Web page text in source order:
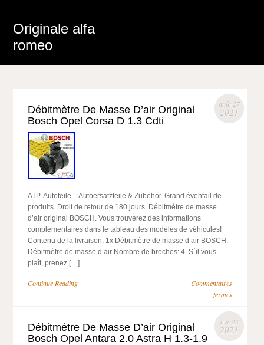
Originale alfa
romeo
août 27
2021
Débitmètre De Masse D’air Original
Bosch Opel Corsa D 1.3 Cdti
ATP-Autoteile – Autoersatzteile & Zubehör. Grand éventail de
produits. Droit de retour de 180 jours. Débitmètre de masse
d’air original BOSCH. Vous trouverez des informations
complémentaires dans le tableau des modèles de véhicules!
Contenu de la livraison. 1x Débitmètre de masse d’air BOSCH.
Débitmètre de masse d’air Nombre de broches: 4. S´il vous
plaît, prenez […]
Continue Reading
Commentaires
fermés
avr 23
2021
Débitmètre De Masse D’air Original
Bosch Opel Antara 2.0 Astra H 1.3-1.9